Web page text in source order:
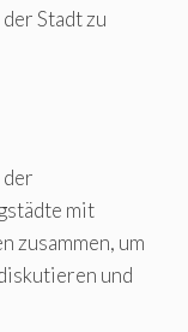
Stadt zu
mit
zusammen, um
und